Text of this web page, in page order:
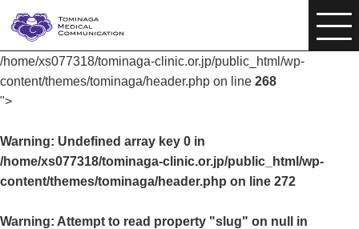
/home/xs077318/tominaga-clinic.or.jp/public_html/wp-
content/themes/tominaga/header.php on line 268
">
Warning: Undefined array key 0 in
/home/xs077318/tominaga-clinic.or.jp/public_html/wp-
content/themes/tominaga/header.php on line 272
Warning: Attempt to read property "slug" on null in